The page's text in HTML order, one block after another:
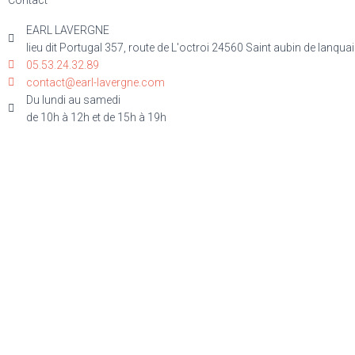
EARL LAVERGNE
lieu dit Portugal 357, route de L'octroi 24560 Saint aubin de
05.53.24.32.89
contact@earl-lavergne.com
Du lundi au samedi
de 10h à 12h et de 15h à 19h